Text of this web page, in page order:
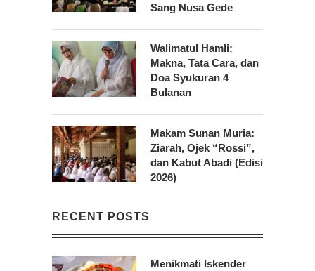
Sang Nusa Gede
Walimatul Hamli:
Makna, Tata Cara, dan
Doa Syukuran 4
Bulanan
Makam Sunan Muria:
Ziarah, Ojek “Rossi”,
dan Kabut Abadi (Edisi
2026)
RECENT POSTS
Menikmati Iskender